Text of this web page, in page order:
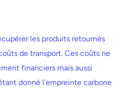
les produits retournés
de transport. Ces coûts ne
financiers mais aussi
donné l’empreinte carbone